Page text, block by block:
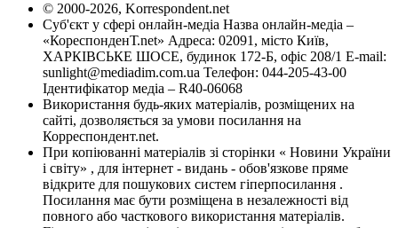
© 2000-2026, Korrespondent.net
Суб'єкт у сфері онлайн-медіа Назва онлайн-медіа –
«КореспонденТ.net» Адреса: 02091, місто Київ,
ХАРКІВСЬКЕ ШОСЕ, будинок 172-Б, офіс 208/1 E-mail:
sunlight@mediadim.com.ua Телефон: 044-205-43-00
Ідентифікатор медіа – R40-06068
Використання будь-яких матеріалів, розміщених на
сайті, дозволяється за умови посилання на
Корреспондент.net.
При копіюванні матеріалів зі сторінки « Новини України
і світу» , для інтернет - видань - обов'язкове пряме
відкрите для пошукових систем гіперпосилання .
Посилання має бути розміщена в незалежності від
повного або часткового використання матеріалів.